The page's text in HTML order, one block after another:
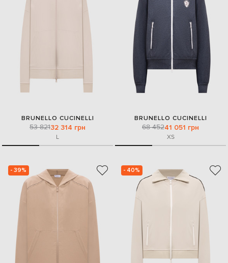
BRUNELLO CUCINELLI
53 82132 314 грн
L
BRUNELLO CUCINELLI
68 45241 051 грн
XS
- 39% - 40%